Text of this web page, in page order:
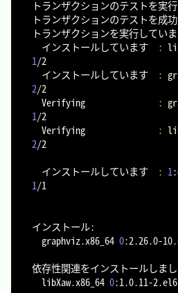
トランザクションのテストを実
トランザクションのテストを成
トランザクションを実行してい
  インストールしています
:
1/2
  インストールしています
:
2/2
  Verifying
:
1/2
  Verifying
:
2/2
  インストールしています
: 1
1/1
インストール:
  graphviz.x86_64
0:2.26.0-
依存性関連をインストールしま
  libXaw.x86_64
0:1.0.11-2.el6